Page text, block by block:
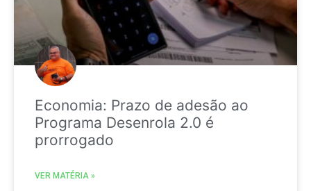
Economia: Prazo de adesão ao
Programa Desenrola 2.0 é
prorrogado
VER MATÉRIA »